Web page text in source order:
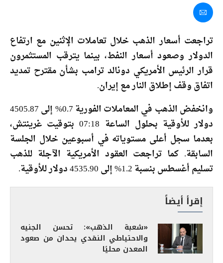
تراجعت أسعار الذهب خلال تعاملات الإثنين مع ارتفاع
الدولار وصعود أسعار النفط، بينما يترقب المستثمرون
قرار الرئيس الأمريكي دونالد ترامب بشأن مقترح تمديد
اتفاق وقف إطلاق النار مع إيران.
وانخفض الذهب في المعاملات الفورية 0.7% إلى 4505.87
دولار للأوقية بحلول الساعة 07:18 بتوقيت غرينتش،
بعدما سجل أعلى مستوياته في أسبوعين خلال الجلسة
السابقة. كما تراجعت العقود الأمريكية الآجلة للذهب
تسليم أغسطس بنسبة 1.2% إلى 4535.90 دولار للأوقية.
إقرأ أيضاً
«شعبة الذهب»: تحسن الجنيه
والاحتياطي النقدي يحدان من صعود
المعدن محليًا